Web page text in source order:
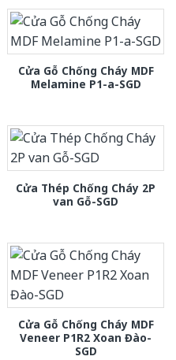
Cửa Gỗ Chống Cháy MDF
Melamine P1-a-SGD
Cửa Thép Chống Cháy 2P
van Gỗ-SGD
Cửa Gỗ Chống Cháy MDF
Veneer P1R2 Xoan Đào-
SGD